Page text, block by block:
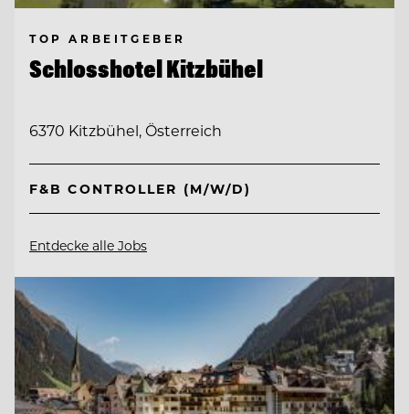
TOP ARBEITGEBER
Schlosshotel Kitzbühel
6370 Kitzbühel, Österreich
F&B CONTROLLER (M/W/D)
Entdecke alle Jobs